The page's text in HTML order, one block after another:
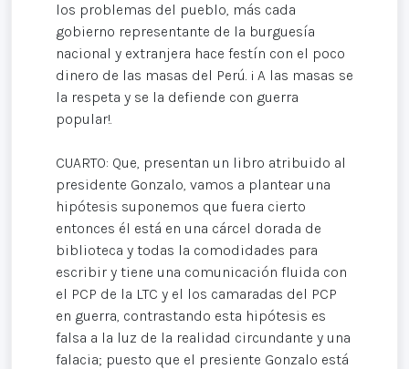
los problemas del pueblo, más cada
gobierno representante de la burguesía
nacional y extranjera hace festín con el poco
dinero de las masas del Perú. ¡ A las masas se
la respeta y se la defiende con guerra
popular!.
CUARTO: Que, presentan un libro atribuido al
presidente Gonzalo, vamos a plantear una
hipótesis suponemos que fuera cierto
entonces él está en una cárcel dorada de
biblioteca y todas la comodidades para
escribir y tiene una comunicación fluida con
el PCP de la LTC y el los camaradas del PCP
en guerra, contrastando esta hipótesis es
falsa a la luz de la realidad circundante y una
falacia; puesto que el presiente Gonzalo está